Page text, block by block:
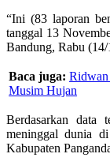
“Ini (83 laporan
tanggal 13
Bandung, Rabu (14/
Baca juga: Ridwan
Musim Hujan
Berdasarkan data
meninggal dunia
Kabupaten